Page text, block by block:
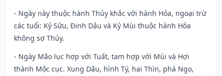
- Ngày này thuộc hành Thủy khắc với hành Hỏa, ngoại trừ
các tuổi: Kỷ Sửu, Đinh Dậu và Kỷ Mùi thuộc hành Hỏa
không sợ Thủy.
- Ngày Mão lục hợp với Tuất, tam hợp với Mùi và Hợi
thành Mộc cục. Xung Dậu, hình Tý, hại Thìn, phá Ngọ,